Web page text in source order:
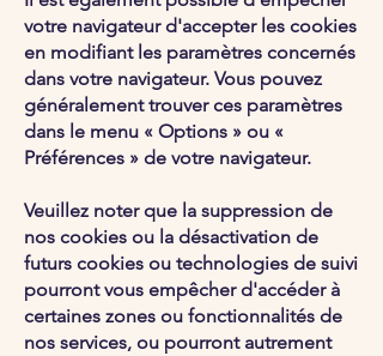
votre navigateur d'accepter les cookies
en modifiant les paramètres concernés
dans votre navigateur. Vous pouvez
généralement trouver ces paramètres
dans le menu « Options » ou «
Préférences » de votre navigateur.
Veuillez noter que la suppression de
nos cookies ou la désactivation de
futurs cookies ou technologies de suivi
pourront vous empêcher d'accéder à
certaines zones ou fonctionnalités de
nos services, ou pourront autrement